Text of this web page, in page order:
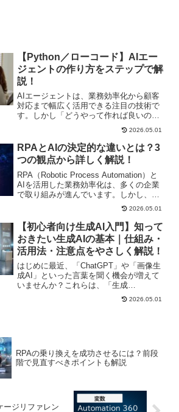
【Python／ローコード】AIエー
ジェントの作り方をステップで解
説！
AIエージェントは、業務効率化から顧客
対応まで幅広く活用できる注目の技術で
す。しかし「どうやって作れば良いの
か？」という疑問を持つ方も多いのでは
ないでしょうか。今回は、Pythonを用い
たフルコード開発と、ローコードツール
Automatio...
2026.05.01
RPAとAIの決定的な違いとは？3
つの観点から詳しく解説！
RPA（Robotic Process Automation）と
AIを活用した業務効率化は、多くの企業
で取り組みが進んでいます。しかし、
「RPAとAIの違いがよくわからない」
「どちらを導入すべきか判断できない」
と悩むご担当者もいることでしょ...
2026.05.01
【初心者向け生成AI入門】知って
おきたい生成AIの基本｜仕組み・
活用法・注意点をやさしく解説！
はじめに最近、「ChatGPT」や「画像生
成AI」といった言葉を聞く機会が増えて
いませんか？これらは、「生成
AI（Generative AI）」という技術をもと
にしたツールです。まるで人間のように
2026.05.01
RPAの乗り換えを成功させるには？前段
階で見直すべきポイントも解説
ージリファレン